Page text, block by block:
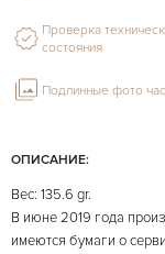
ОПИСАНИЕ:
Вес: 135.6 gr.
В июне 2019 года
имеются бумаги о
Проверка
состояния
Подлинные фото